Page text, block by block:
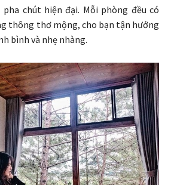
chút hiện đại. Mỗi phòng đều có
thông thơ mộng, cho bạn tận hưởng
bình và nhẹ nhàng.